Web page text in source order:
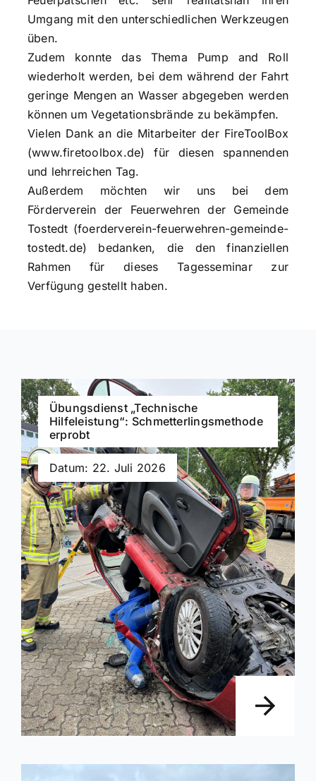
Umgang mit den unterschiedlichen Werkzeugen
üben.
Zudem konnte das Thema Pump and Roll
wiederholt werden, bei dem während der Fahrt
geringe Mengen an Wasser abgegeben werden
können um Vegetationsbrände zu bekämpfen.
Vielen Dank an die Mitarbeiter der FireToolBox
(www.firetoolbox.de) für diesen spannenden
und lehrreichen Tag.
Außerdem möchten wir uns bei dem
Förderverein der Feuerwehren der Gemeinde
Tostedt (foerderverein-feuerwehren-gemeinde-
tostedt.de) bedanken, die den finanziellen
Rahmen für dieses Tagesseminar zur
Verfügung gestellt haben.
Übungsdienst „Technische
Hilfeleistung“: Schmetterlingsmethode
erprobt
Datum: 22. Juli 2026